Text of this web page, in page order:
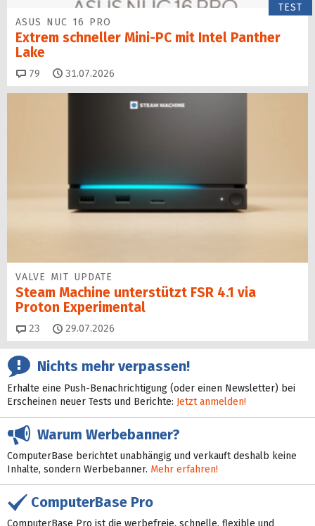
TEST
ASUS NUC 16 PRO
Extrem schneller Mini-PC mit Intel Panther
Lake
79 Kommentare
31.07.2026
VALVE MIT UPDATE
Steam Machine unterstützt FSR 4.1 via
Proton Experimental
23 Kommentare
29.07.2026
Nichts mehr verpassen!
Erhalte eine Push-Benachrichtigung (oder einen Newsletter) bei
Erscheinen neuer Tests und Berichte: Jetzt anmelden!
Warum Werbebanner?
ComputerBase berichtet unabhängig und verkauft deshalb keine
Inhalte, sondern Werbebanner. Mehr erfahren!
ComputerBase Pro
ComputerBase Pro ist die werbefreie, schnelle, flexible und